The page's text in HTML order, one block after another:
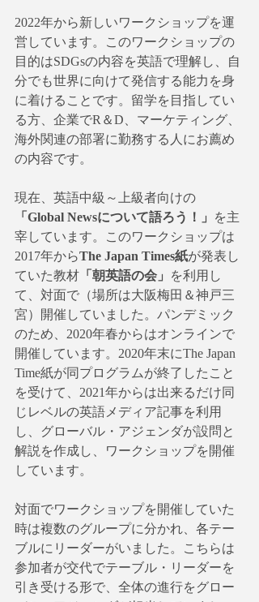
2022年から新しいワークショップを運
営しています。このワークショップの
目的はSDGsの内容を英語で理解し、自
分でも世界に向けて発信する能力を身
に着けることです。留学を目指してい
る方、企業でR＆D、マーケティング、
海外関連の部署に勤務する人にお薦め
の内容です。
現在、英語中級～上級者向けの
「Global Newsについて語ろう！」
を主
宰しています。このワークショップは
2017年からThe Japan Times紙が発表し
ていた教材 「朝英語の会」
を利用し
て、対面で（場所は大阪梅田＆神戸三
宮）開催していました。パンデミック
のため、2020年春からはオンラインで
開催しています。2020年末にThe Japan
Time紙が同プログラムが終了したこと
を受けて、2021年からは出来るだけ同
じレベルの英語メディア記事を利用
し、グローバル・アジェンダが設問と
解説を作成し、ワークショップを開催
しています。
対面でワークショップを開催していた
時は複数のグループに分かれ、各テー
ブルにリーダーがいました。こちらは
参加者が交代でテーブル・リーダーを
引き受ける形で、全体の進行をグロー